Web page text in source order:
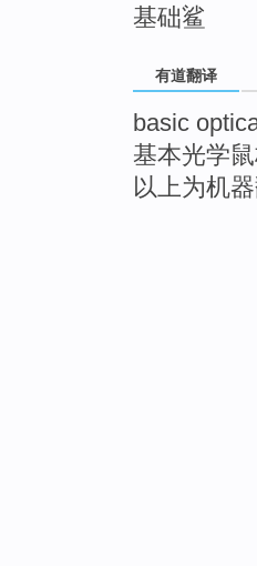
基础鲨
有道翻译
basic
基本光学
以上为机